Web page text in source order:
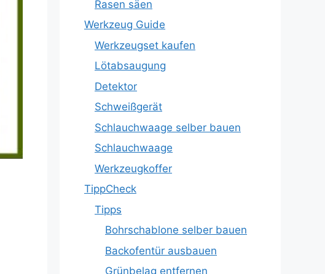
Rasen säen
Werkzeug Guide
Werkzeugset kaufen
Lötabsaugung
Detektor
Schweißgerät
Schlauchwaage selber bauen
Schlauchwaage
Werkzeugkoffer
TippCheck
Tipps
Bohrschablone selber bauen
Backofentür ausbauen
Grünbelag entfernen